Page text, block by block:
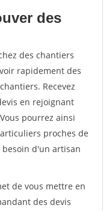
des
des chantiers
rapidement des
Recevez
en rejoignant
pourrez ainsi
proches de
d'un artisan
de vous mettre en
des devis